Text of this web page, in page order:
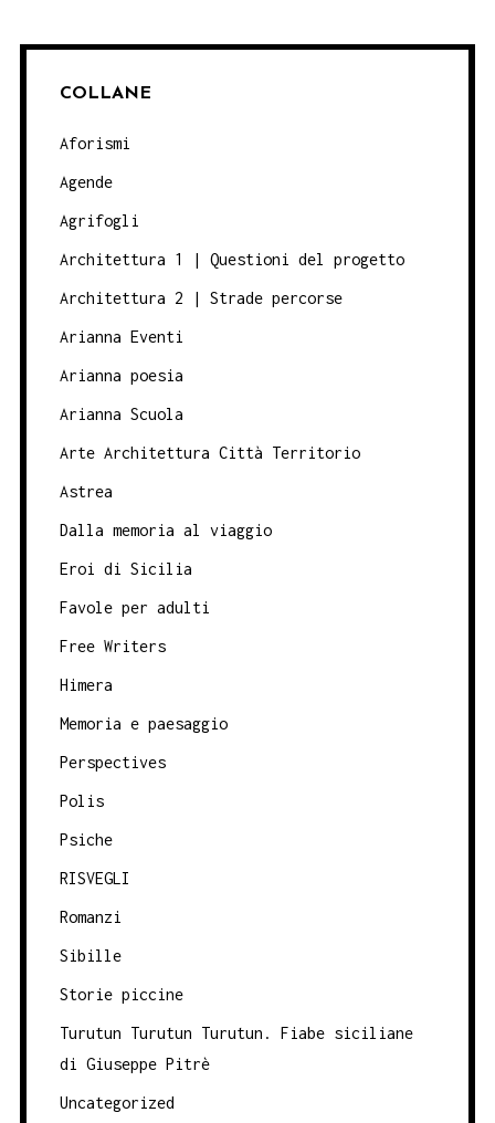
COLLANE
Aforismi
Agende
Agrifogli
Architettura 1 | Questioni del progetto
Architettura 2 | Strade percorse
Arianna Eventi
Arianna poesia
Arianna Scuola
Arte Architettura Città Territorio
Astrea
Dalla memoria al viaggio
Eroi di Sicilia
Favole per adulti
Free Writers
Himera
Memoria e paesaggio
Perspectives
Polis
Psiche
RISVEGLI
Romanzi
Sibille
Storie piccine
Turutun Turutun Turutun. Fiabe siciliane
di Giuseppe Pitrè
Uncategorized